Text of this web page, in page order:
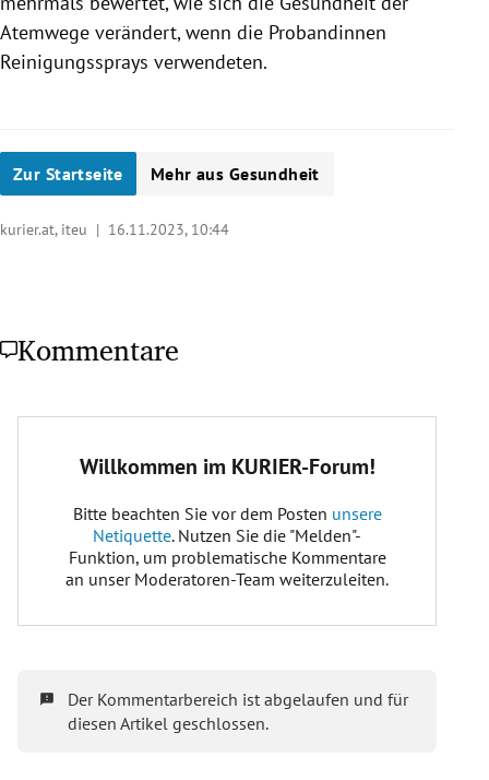
Atemwege verändert, wenn die Probandinnen
Reinigungssprays verwendeten.
Zur Startseite Mehr aus Gesundheit
kurier.at, iteu | 16.11.2023, 10:44
Kommentare